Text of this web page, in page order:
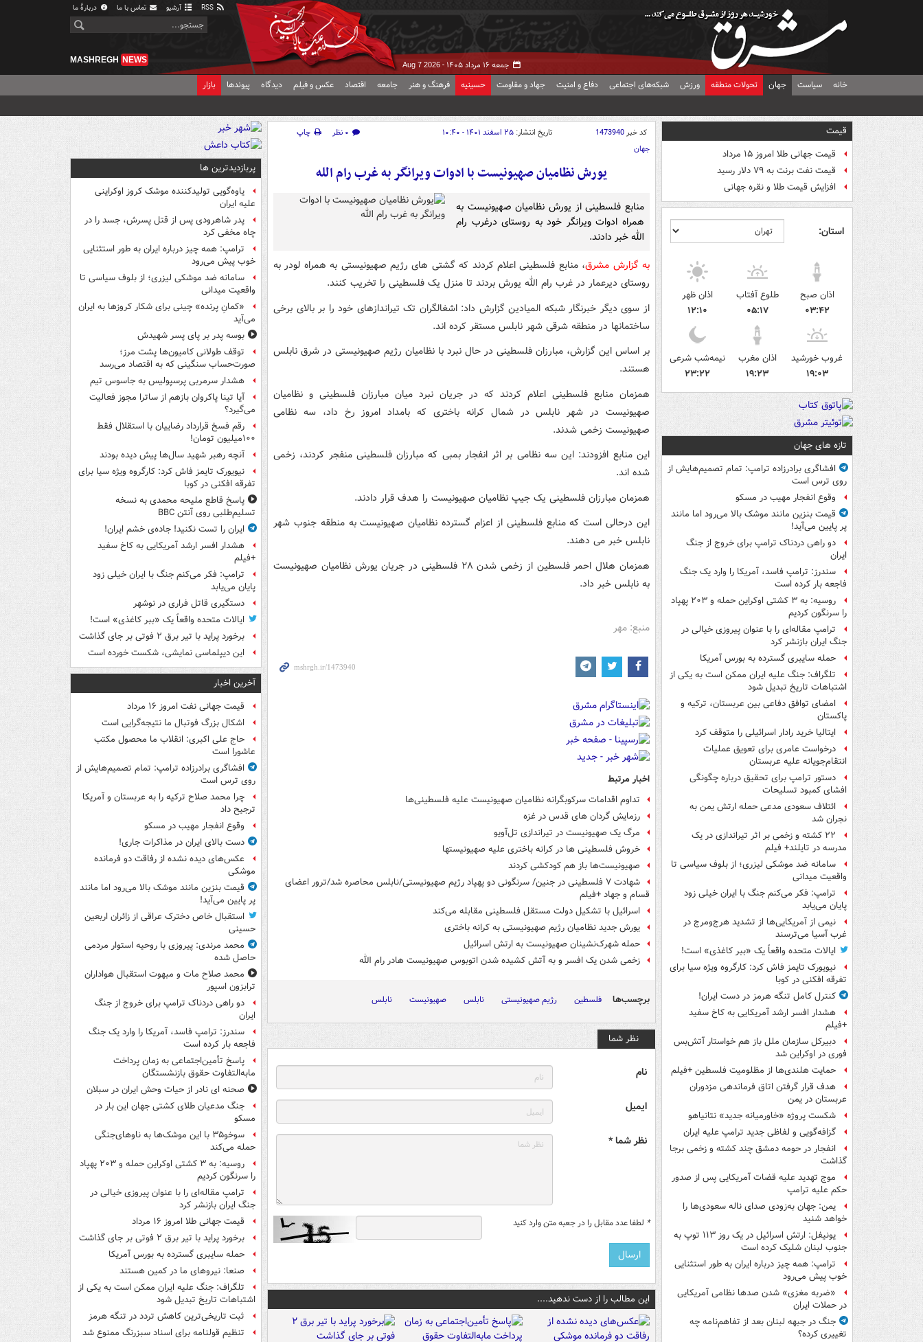
آرشیو تماس با ما دربارهٔ ما
جمعه ۱۶ مرداد ۱۴۰۵ - Aug 7 2026
MASHREGH NEWS
خانه سیاست جهان تحولات منطقه ورزش شبکه‌های اجتماعی دفاع و امنیت جهاد و مقاومت حسینیه فرهنگ و هنر جامعه اقتصاد عکس و فیلم دیدگاه پیوندها بازار
قیمت
قیمت جهانی طلا امروز ۱۵ مرداد
قیمت نفت برنت به ۷۹ دلار رسید
افزایش قیمت طلا و نقره جهانی
استان:
اذان صبح
۰۳:۴۲
طلوع آفتاب
۰۵:۱۷
اذان ظهر
۱۲:۱۰
غروب خورشید
۱۹:۰۳
اذان مغرب
۱۹:۲۳
نیمه‌شب شرعی
۲۳:۲۲
تازه های جهان
افشاگری برادرزاده ترامپ: تمام تصمیم‌هایش از
روی ترس است
وقوع انفجار مهیب در مسکو
قیمت بنزین مانند موشک بالا می‌رود اما مانند
پر پایین می‌آید!
دو راهی دردناک ترامپ برای خروج از جنگ
ایران
سندرز: ترامپ فاسد، آمریکا را وارد یک جنگ
فاجعه بار کرده است
روسیه: به ۳ کشتی اوکراین حمله و ۲۰۳ پهپاد
را سرنگون کردیم
ترامپ مقاله‌ای را با عنوان پیروزی خیالی در
جنگ ایران بازنشر کرد
حمله سایبری گسترده به بورس آمریکا
تلگراف: جنگ علیه ایران ممکن است به یکی از
اشتباهات تاریخ تبدیل شود
امضای توافق دفاعی بین عربستان، ترکیه و
پاکستان
ایتالیا خرید رادار اسرائیلی را متوقف کرد
درخواست عامری برای تعویق عملیات
انتقام‌جویانه علیه عربستان
دستور ترامپ برای تحقیق درباره چگونگی
افشای کمبود تسلیحات
ائتلاف سعودی مدعی حمله ارتش یمن به
نجران شد
۲۲ کشته و زخمی بر اثر تیراندازی در یک
مدرسه در تایلند+ فیلم
سامانه ضد موشکی لیزری؛ از بلوف سیاسی تا
واقعیت میدانی
ترامپ: فکر می‌کنم جنگ با ایران خیلی زود
پایان می‌یابد
نیمی از آمریکایی‌ها از تشدید هرج‌ومرج در
غرب آسیا می‌ترسند
ایالات متحده واقعاً یک «ببر کاغذی» است!
نیویورک تایمز فاش کرد: کارگروه ویژه سیا برای
تفرقه افکنی در کوبا
کنترل کامل تنگه هرمز در دست ایران!
هشدار افسر ارشد آمریکایی به کاخ سفید
+فیلم
دبیرکل سازمان ملل باز هم خواستار آتش‌بس
فوری در اوکراین شد
حمایت هلندی‌ها از مظلومیت فلسطین +فیلم
هدف قرار گرفتن اتاق‌ فرماندهی مزدوران
عربستان در یمن
شکست پروژه «خاورمیانه جدید» نتانیاهو
گزافه‌گویی و لفاظی جدید ترامپ علیه ایران
انفجار در حومه دمشق چند کشته و زخمی برجا
گذاشت
موج تهدید علیه قضات آمریکایی پس از صدور
حکم علیه ترامپ
یمن: جهان به‌زودی صدای ناله سعودی‌ها را
خواهد شنید
یونیفل: ارتش اسرائیل در یک روز ۱۱۳ توپ به
جنوب لبنان شلیک کرده است
ترامپ: همه چیز درباره ایران به طور استثنایی
خوب پیش می‌رود
«ضربه مغزی» شدن صدها نظامی آمریکایی
در حملات ایران
جنگ در جبهه لبنان بعد از تفاهم‌نامه چه
تغییری کرده؟
کد خبر1473940 تاریخ انتشار: ۲۵ اسفند ۱۴۰۱ - ۱۰:۴۰ ۰ نظر
چاپ
جهان
یورش نظامیان صهیونیست با ادوات ویرانگر به غرب رام الله
منابع فلسطینی از یورش نظامیان صهیونیست به
همراه ادوات ویرانگر خود به روستای درغرب رام
الله خبر دادند.
به گزارش مشرق، منابع فلسطینی اعلام کردند که گشتی های رژیم صهیونیستی به همراه لودر به
روستای دیرعمار در غرب رام الله یورش بردند تا منزل یک فلسطینی را تخریب کنند.
از سوی دیگر خبرنگار شبکه المیادین گزارش داد: اشغالگران تک تیراندازهای خود را بر بالای برخی
ساختمانها در منطقه شرقی شهر نابلس مستقر کرده اند.
بر اساس این گزارش، مبارزان فلسطینی در حال نبرد با نظامیان رژیم صهیونیستی در شرق نابلس
هستند.
همزمان منابع فلسطینی اعلام کردند که در جریان نبرد میان مبارزان فلسطینی و نظامیان
صهیونیست در شهر نابلس در شمال کرانه باختری که بامداد امروز رخ داد، سه نظامی
صهیونیست زخمی شدند.
این منابع افزودند: این سه نظامی بر اثر انفجار بمبی که مبارزان فلسطینی منفجر کردند، زخمی
شده اند.
همزمان مبارزان فلسطینی یک جیپ نظامیان صهیونیست را هدف قرار دادند.
این درحالی است که منابع فلسطینی از اعزام گسترده نظامیان صهیونیست به منطقه جنوب شهر
نابلس خبر می دهند.
همزمان هلال احمر فلسطین از زخمی شدن ۲۸ فلسطینی در جریان یورش نظامیان صهیونیست
به نابلس خبر داد.
منبع: مهر
اخبار مرتبط
تداوم اقدامات سرکوبگرانه نظامیان صهیونیست علیه فلسطینی‌ها
رزمایش گردان های قدس در غزه
مرگ یک صهیونیست در تیراندازی تل‌آویو
خروش فلسطینی ها در کرانه باختری علیه صهیونیستها
صهیونیست‌ها باز هم کودکشی کردند
شهادت ۷ فلسطینی در جنین/ سرنگونی دو پهپاد رژیم صهیونیستی/نابلس محاصره شد/ترور اعضای
قسام و جهاد +فیلم
اسرائیل با تشکیل دولت مستقل فلسطینی مقابله می‌کند
یورش جدید نظامیان رژیم صهیونیستی به کرانه باختری
حمله شهرک‌نشینان صهیونیست به ارتش اسرائیل
زخمی شدن یک افسر و به آتش کشیده شدن اتوبوس صهیونیست هادر رام الله
برچسب‌ها فلسطین رژیم صهیونیستی نابلس صهیونیست نابلس
نظر شما
نام
ایمیل
نظر شما *
* لطفا عدد مقابل را در جعبه متن وارد کنید
این مطالب را از دست ندهید....
پربازدیدترین ها
یاوه‌گویی تولیدکننده موشک کروز اوکراینی
علیه ایران
پدر شاهرودی پس از قتل پسرش، جسد را در
چاه مخفی کرد
ترامپ: همه چیز درباره ایران به طور استثنایی
خوب پیش می‌رود
سامانه ضد موشکی لیزری؛ از بلوف سیاسی تا
واقعیت میدانی
«کمانِ پرنده» چینی برای شکار کروزها به ایران
می‌آید
بوسه‌ پدر بر پای پسر شهیدش
توقف طولانی کامیون‌ها پشت مرز؛
صورت‌حساب سنگینی که به اقتصاد می‌رسد
هشدار سرمربی پرسپولیس به جاسوس تیم
آیا تینا پاکروان بازهم از ساترا مجوز فعالیت
می‌گیرد؟
رقم فسخ قرارداد رضاییان با استقلال فقط
۱۰۰میلیون تومان!
آنچه رهبر شهید سال‌ها پیش دیده بودند
نیویورک تایمز فاش کرد: کارگروه ویژه سیا برای
تفرقه افکنی در کوبا
پاسخ قاطع ملیحه محمدی به نسخه
تسلیم‌طلبی روی آنتن BBC
ایران را تست نکنید! جاده‌ی خشم ایران!
هشدار افسر ارشد آمریکایی به کاخ سفید
+فیلم
ترامپ: فکر می‌کنم جنگ با ایران خیلی زود
پایان می‌یابد
دستگیری قاتل فراری در نوشهر
ایالات متحده واقعاً یک «ببر کاغذی» است!
برخورد پراید با تیر برق ۲ فوتی بر جای گذاشت
این دیپلماسی نمایشی، شکست خورده است
آخرین اخبار
قیمت جهانی نفت امروز ۱۶ مرداد
اشکال بزرگ فوتبال ما نتیجه‌گرایی است
حاج علی اکبری: انقلاب ما محصول مکتب
عاشورا است
افشاگری برادرزاده ترامپ: تمام تصمیم‌هایش از
روی ترس است
چرا محمد صلاح ترکیه را به عربستان و آمریکا
ترجیح داد
وقوع انفجار مهیب در مسکو
دست بالای ایران در مذاکرات جاری!
عکس‌های دیده نشده از رفاقت دو فرمانده‌
موشکی
قیمت بنزین مانند موشک بالا می‌رود اما مانند
پر پایین می‌آید!
استقبال خاص دخترک عراقی از زائران اربعین
حسینی
محمد مرندی: پیروزی با روحیه استوار مردمی
حاصل شده
محمد صلاح مات و مبهوت استقبال هواداران
ترابزون اسپور
دو راهی دردناک ترامپ برای خروج از جنگ
ایران
سندرز: ترامپ فاسد، آمریکا را وارد یک جنگ
فاجعه بار کرده است
پاسخ تأمین‌اجتماعی به زمان پرداخت
مابه‌التفاوت حقوق بازنشستگان
صحنه ای نادر از حیات وحش ایران در سبلان
جنگ مدعیان طلای کشتی جهان این بار در
مسکو
سوخو۳۵ با این موشک‌ها به ناوهای‌جنگی
حمله می‌کند
روسیه: به ۳ کشتی اوکراین حمله و ۲۰۳ پهپاد
را سرنگون کردیم
ترامپ مقاله‌ای را با عنوان پیروزی خیالی در
جنگ ایران بازنشر کرد
قیمت جهانی طلا امروز ۱۶ مرداد
برخورد پراید با تیر برق ۲ فوتی بر جای گذاشت
حمله سایبری گسترده به بورس آمریکا
صنعا: نیروهای ما در کمین‌ هستند
تلگراف: جنگ علیه ایران ممکن است به یکی از
اشتباهات تاریخ تبدیل شود
ثبت تاریخی‌ترین کاهش تردد در تنگه هرمز
تنظیم قولنامه برای اسناد سبزرنگ ممنوع شد